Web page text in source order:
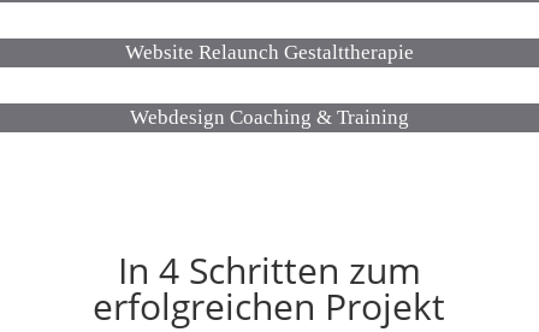
Website Relaunch Gestalttherapie
Webdesign Coaching & Training
In 4 Schritten zum
erfolgreichen Projekt